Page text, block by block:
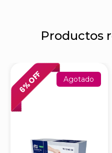
Productos
6
% OFF Agotado